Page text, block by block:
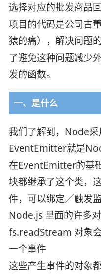
选择对应的批发商品
项目的代码是公司古
猿的痛），解决问题
了避免这种问题减少
发的函数。
一、是什么
我们了解到，Node
EventEmitter就是
在EventEmitter的基
块都继承了这个类，
件，可以绑定／触发
Node.js 里面的许多
fs.readStream 对象
一个事件
这些产生事件的对象